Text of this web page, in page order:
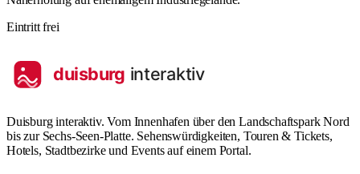
Eintritt frei
Duisburg interaktiv. Vom Innenhafen über den Landschaftspark Nord
bis zur Sechs-Seen-Platte. Sehenswürdigkeiten, Touren & Tickets,
Hotels, Stadtbezirke und Events auf einem Portal.